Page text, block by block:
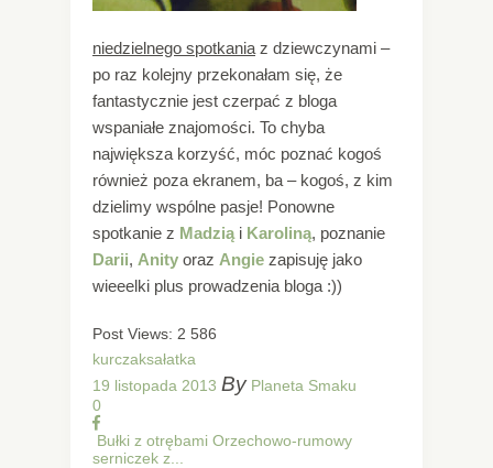
niedzielnego spotkania z dziewczynami –
po raz kolejny przekonałam się, że
fantastycznie jest czerpać z bloga
wspaniałe znajomości. To chyba
największa korzyść, móc poznać kogoś
również poza ekranem, ba – kogoś, z kim
dzielimy wspólne pasje! Ponowne
spotkanie z Madzią i Karoliną, poznanie
Darii, Anity oraz Angie zapisuję jako
wieeelki plus prowadzenia bloga :))
Post Views: 2 586
kurczaksałatka
19 listopada 2013 By Planeta Smaku
0
Bułki z otrębami Orzechowo-rumowy
serniczek z...